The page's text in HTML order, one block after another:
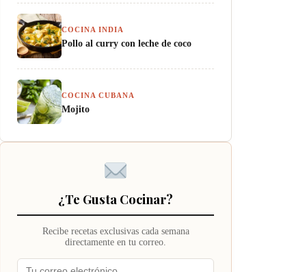
COCINA INDIA
Pollo al curry con leche de coco
COCINA CUBANA
Mojito
¿Te Gusta Cocinar?
Recibe recetas exclusivas cada semana
directamente en tu correo.